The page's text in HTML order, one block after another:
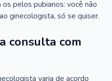
pelos pubianos: você não
ginecologista, só se quiser.
consulta com
varia de acordo